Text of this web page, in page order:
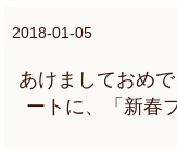
2018-01-05
あけましておめ
ートに、「新春